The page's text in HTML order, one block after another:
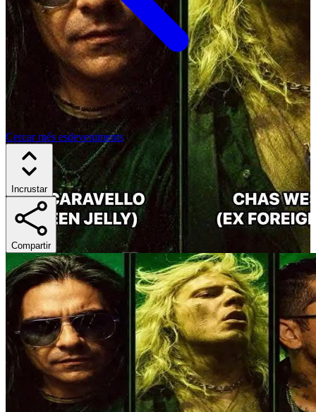
Cercar més esdeveniments
Incrustar
Compartir